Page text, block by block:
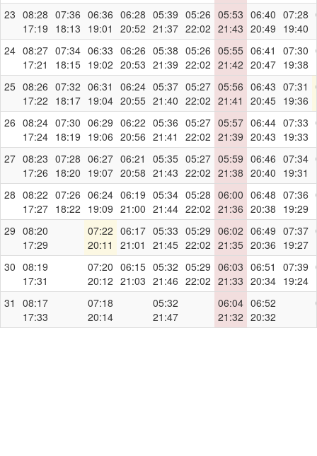
23 08:28
17:19
07:36
18:13
06:36
19:01
06:28
20:52
05:39
21:37
05:26
22:02
05:53
21:43
06:40
20:49
07:28
19:40
24 08:27
17:21
07:34
18:15
06:33
19:02
06:26
20:53
05:38
21:39
05:26
22:02
05:55
21:42
06:41
20:47
07:30
19:38
25 08:26
17:22
07:32
18:17
06:31
19:04
06:24
20:55
05:37
21:40
05:27
22:02
05:56
21:41
06:43
20:45
07:31
19:36
26 08:24
17:24
07:30
18:19
06:29
19:06
06:22
20:56
05:36
21:41
05:27
22:02
05:57
21:39
06:44
20:43
07:33
19:33
27 08:23
17:26
07:28
18:20
06:27
19:07
06:21
20:58
05:35
21:43
05:27
22:02
05:59
21:38
06:46
20:40
07:34
19:31
28 08:22
17:27
07:26
18:22
06:24
19:09
06:19
21:00
05:34
21:44
05:28
22:02
06:00
21:36
06:48
20:38
07:36
19:29
29 08:20
17:29
07:22
20:11
06:17
21:01
05:33
21:45
05:29
22:02
06:02
21:35
06:49
20:36
07:37
19:27
30 08:19
17:31
07:20
20:12
06:15
21:03
05:32
21:46
05:29
22:02
06:03
21:33
06:51
20:34
07:39
19:24
31
08:17
17:33
07:18
20:14
05:32
21:47
06:04
21:32
06:52
20:32